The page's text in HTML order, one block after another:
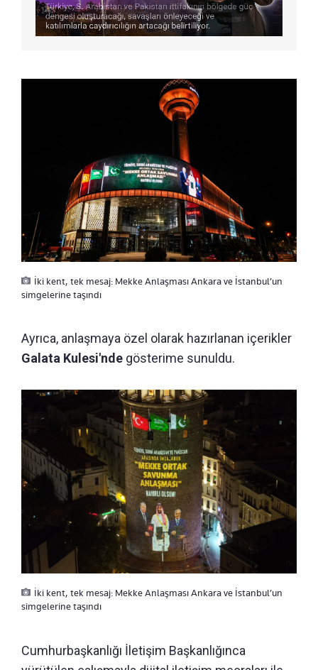
İki kent, tek mesaj: Mekke Anlaşması Ankara ve İstanbul’un
simgelerine taşındı
Ayrıca, anlaşmaya özel olarak hazırlanan içerikler
Galata Kulesi'nde gösterime sunuldu.
İki kent, tek mesaj: Mekke Anlaşması Ankara ve İstanbul’un
simgelerine taşındı
Cumhurbaşkanlığı İletişim Başkanlığınca